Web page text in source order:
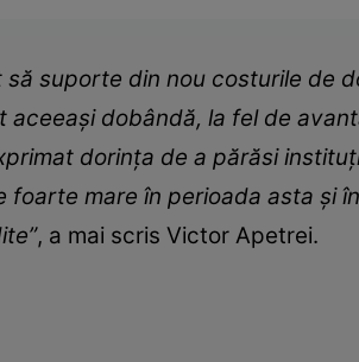
să suporte din nou costurile de
aceeași dobândă, la fel de
dorința de a părăsi
foarte mare în perioada asta și
, a mai scris Victor Apetrei.